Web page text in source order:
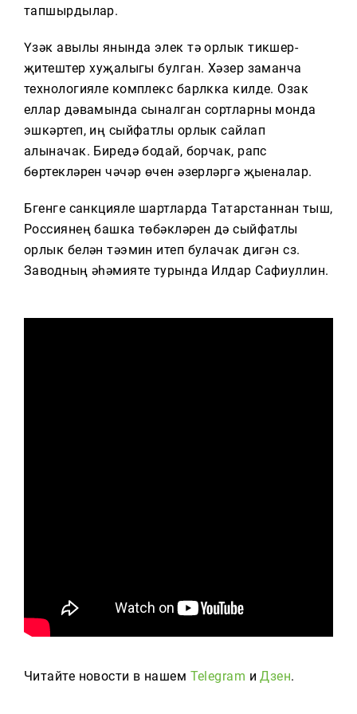
тапшырдылар.
Үзәк авылы янында элек тә орлык тикшерү-
җитештерү хуҗалыгы булган. Хәзер заманча
технологияле комплекс барлкка килде. Озак
еллар дәвамында сыналган сортларны монда
эшкәртеп, иң сыйфатлы орлык сайлап
алыначак. Биредә бодай, борчак, рапс
бөртекләрен чәчәр өчен әзерләргә җыеналар.
Бүгенге санкцияле шартларда Татарстаннан тыш,
Россиянең башка төбәкләрен дә сыйфатлы
орлык белән тәэмин итеп булачак дигән сүз.
Заводның әһәмияте турында Илдар Сафиуллин.
Читайте новости в нашем Telegram иДзен.